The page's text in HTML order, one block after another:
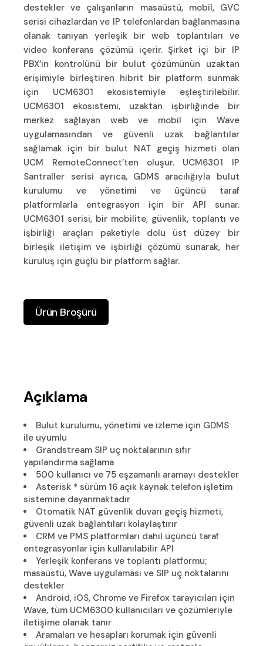
destekler ve çalışanların masaüstü, mobil, GVC
serisi cihazlardan ve IP telefonlardan bağlanmasına
olanak tanıyan yerleşik bir web toplantıları ve
video konferans çözümü içerir. Şirket içi bir IP
PBX’in kontrolünü bir bulut çözümünün uzaktan
erişimiyle birleştiren hibrit bir platform sunmak
için UCM6301 ekosistemiyle eşleştirilebilir.
UCM6301 ekosistemi, uzaktan işbirliğinde bir
merkez sağlayan web ve mobil için Wave
uygulamasından ve güvenli uzak bağlantılar
sağlamak için bir bulut NAT geçiş hizmeti olan
UCM RemoteConnect’ten oluşur. UCM6301 IP
Santraller serisi ayrıca, GDMS aracılığıyla bulut
kurulumu ve yönetimi ve üçüncü taraf
platformlarla entegrasyon için bir API sunar.
UCM6301 serisi, bir mobilite, güvenlik, toplantı ve
işbirliği araçları paketiyle dolu üst düzey bir
birleşik iletişim ve işbirliği çözümü sunarak, her
kuruluş için güçlü bir platform sağlar.
Ürün Broşürü
Açıklama
Bulut kurulumu, yönetimi ve izleme için GDMS
ile uyumlu
Grandstream SIP uç noktalarının sıfır
yapılandırma sağlama
500 kullanıcı ve 75 eşzamanlı aramayı destekler
Asterisk * sürüm 16 açık kaynak telefon işletim
sistemine dayanmaktadır
Otomatik NAT güvenlik duvarı geçiş hizmeti,
güvenli uzak bağlantıları kolaylaştırır
CRM ve PMS platformları dahil üçüncü taraf
entegrasyonlar için kullanılabilir API
Yerleşik konferans ve toplantı platformu;
masaüstü, Wave uygulaması ve SIP uç noktalarını
destekler
Android, iOS, Chrome ve Firefox tarayıcıları için
Wave, tüm UCM6300 kullanıcıları ve çözümleriyle
iletişime olanak tanır
Aramaları ve hesapları korumak için güvenli